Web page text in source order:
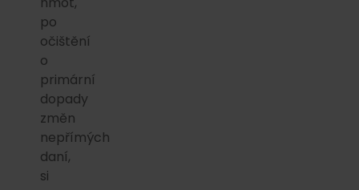
po
očištění
o
primární
dopady
změn
nepřímých
daní,
si